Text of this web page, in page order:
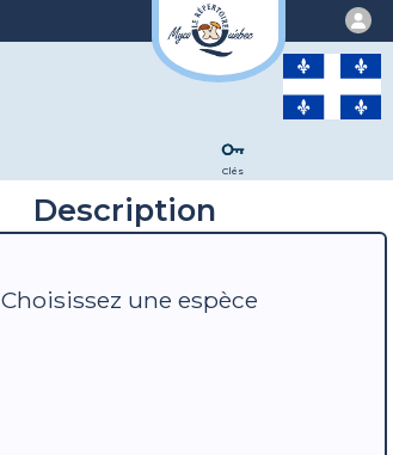
Clés
Description
Choisissez une espèce